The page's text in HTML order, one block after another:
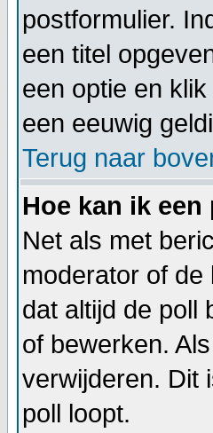
postformulier.
een titel
een optie en
een eeuwig
Terug naar
Hoe kan ik
Net als met
moderator of
dat altijd de poll
of bewerken.
verwijderen. Dit
poll loopt.